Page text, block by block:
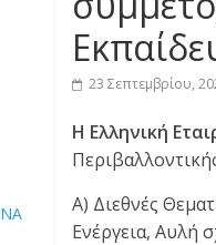
23 Σεπτεμβρίου,
Η Ελληνική
Α) Διεθνές
Ενέργεια, Αυλή